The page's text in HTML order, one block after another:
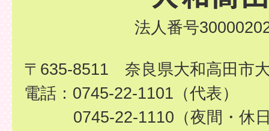
法人番号
〒635-8511 奈良県大和高田市
電話：0745-22-1101（代表）
0745-22-1110（夜間・休